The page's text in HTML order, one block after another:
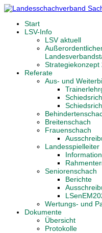
Start
LSV-Info
LSV aktuell
Strategiekonzept
Referate
Aus- und
Breitenschach
Frauenschach
Landesspielleiter
Seniorenschach
Berichte
Wertungs- und
Dokumente
Übersicht
Protokolle